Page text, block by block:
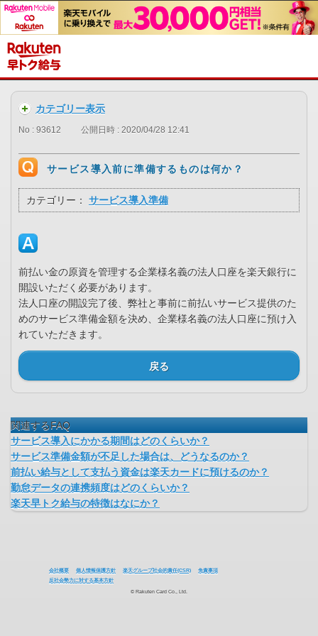
カテゴリー表示
No : 93612 公開日時 : 2020/04/28 12:41
サービス導入前に準備するものは何か？
カテゴリー： サービス導入準備
前払い金の原資を管理する企業様名義の法人口座を楽天銀行に
開設いただく必要があります。
法人口座の開設完了後、弊社と事前に前払いサービス提供のた
めのサービス準備金額を決め、企業様名義の法人口座に預け入
れていただきます。
戻る
関連するFAQ
サービス導入にかかる期間はどのくらいか？
サービス準備金額が不足した場合は、どうなるのか？
前払い給与として支払う資金は楽天カードに預けるのか？
勤怠データの連携頻度はどのくらいか？
楽天早トク給与の特徴はなにか？
会社概要 個人情報保護方針 楽天グループ社会的責任(CSR)
免責事項
反社会勢力に対する基本方針
© Rakuten Card Co., Ltd.